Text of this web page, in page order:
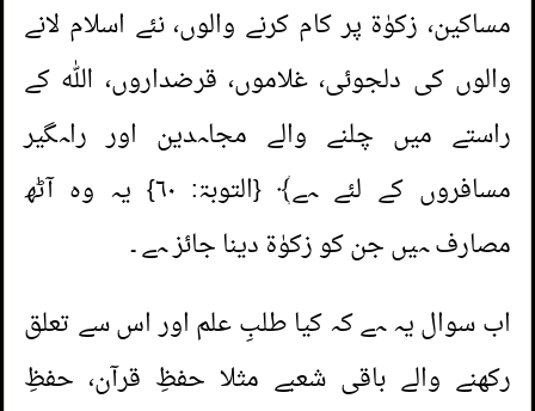
مساکین، زکوٰۃ پر کام کرنے والوں، نئے اسلام لانے
والوں کی دلجوئی، غلاموں، قرضداروں، اللہ کے
راستے میں چلنے والے مجاہدین اور راہگیر
مسافروں کے لئے ہے﴾ {التوبۃ: ۶۰} یہ وہ آٹھ
مصارف ہیں جن کو زکوٰۃ دینا جائز ہے ۔
اب سوال یہ ہے کہ کیا طلبِ علم اور اس سے تعلق
رکھنے والے باقی شعبے مثلا حفظِ قرآن، حفظِ